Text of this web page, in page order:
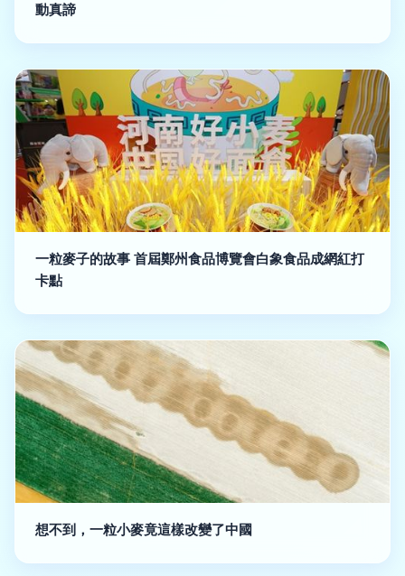
動真諦
一粒麥子的故事 首屆鄭州食品博覽會白象食品成網紅打
卡點
想不到，一粒小麥竟這樣改變了中國